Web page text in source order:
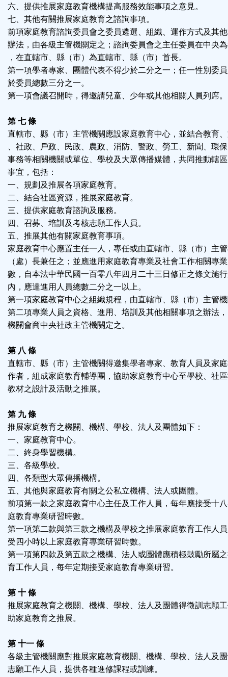
六、提供推展家庭教育機構提高服務效能事項之意見。
七、其他有關推展家庭教育之諮詢事項。
前項家庭教育諮詢委員會之委員遴選、組織、運作方式及其
辦法，由各級主管機關定之；諮詢委員會之主任委員在中央
，在直轄市、縣（市）為直轄市、縣（市）首長。
第一項學者專家、團體代表不得少於二分之一；任一性別委
於委員總數三分之一。
第一項會議召開時，得邀請兒童、少年或其他相關人員列席。
第 七 條
直轄市、縣（市）主管機關應設家庭教育中心，並結合教育
、社政、戶政、民政、農政、消防、警政、勞工、新聞、環
事務等相關機關或單位、學校及大眾傳播媒體，共同推動轄
事宜，包括：
一、規劃及推展各項家庭教育。
二、結合社區資源，推展家庭教育。
三、提供家庭教育諮詢及服務。
四、召募、培訓及考核志願工作人員。
五、推展其他有關家庭教育事項。
家庭教育中心應置主任一人，專任或由直轄市、縣（市）主
（處）長兼任之；並應進用家庭教育專業及社會工作相關專
數，自本法中華民國一百零八年四月二十三日修正之條文施
內，應達進用人員總數二分之一以上。
第一項家庭教育中心之組織規程，由直轄市、縣（市）主管
第二項專業人員之資格、進用、培訓及其他相關事項之辦法
機關會商中央社政主管機關定之。
第 八 條
直轄市、縣（市）主管機關得邀集學者專家、教育人員及家
作者，組成家庭教育輔導團，協助家庭教育中心至學校、社
教材之設計及活動之推展。
第 九 條
推展家庭教育之機關、機構、學校、法人及團體如下：
一、家庭教育中心。
二、終身學習機構。
三、各級學校。
四、各類型大眾傳播機構。
五、其他與家庭教育有關之公私立機構、法人或團體。
前項第一款之家庭教育中心主任及工作人員，每年應接受十
庭教育專業研習時數。
第一項第二款與第三款之機構及學校之推展家庭教育工作人
受四小時以上家庭教育專業研習時數。
第一項第四款及第五款之機構、法人或團體應積極鼓勵所屬
育工作人員，每年定期接受家庭教育專業研習。
第 十 條
推展家庭教育之機關、機構、學校、法人及團體得徵訓志願
助家庭教育之推展。
第 十一 條
各級主管機關應對推展家庭教育機關、機構、學校、法人及
志願工作人員，提供各種進修課程或訓練。